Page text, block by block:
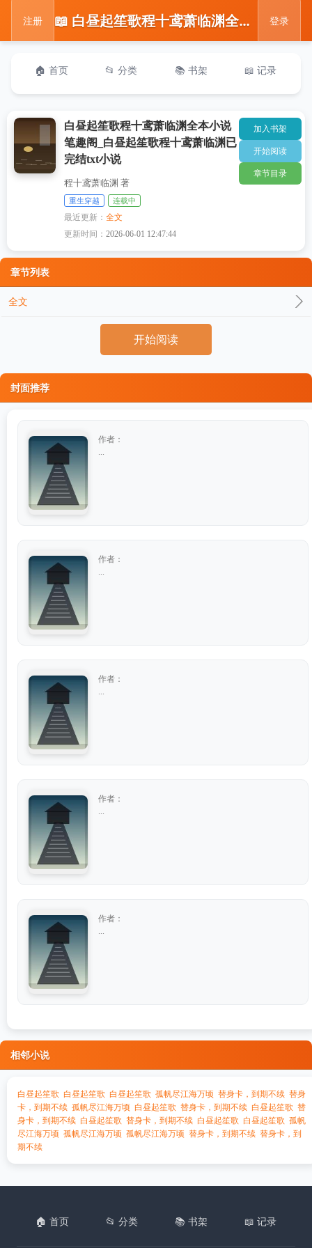
注册 📖 白昼起笙歌程十鸢萧临渊全本小说笔趣阁_白昼起笙歌程十鸢萧临渊已完结txt小说 登录
🏠 首页 📂 分类 📚 书架 📖 记录
白昼起笙歌程十鸢萧临渊全本小说
笔趣阁_白昼起笙歌程十鸢萧临渊已
完结txt小说
程十鸢萧临渊 著
重生穿越 连载中
最近更新：全文
更新时间：2026-06-01 12:47:44
加入书架
开始阅读
章节目录
章节列表
全文
开始阅读
封面推荐
作者：
作者：
作者：
作者：
作者：
相邻小说
白昼起笙歌 白昼起笙歌 白昼起笙歌 孤帆尽江海万顷 替身卡，到期不续 替身
卡，到期不续 孤帆尽江海万顷 白昼起笙歌 替身卡，到期不续 白昼起笙歌 替
身卡，到期不续 白昼起笙歌 替身卡，到期不续 白昼起笙歌 白昼起笙歌 孤帆
尽江海万顷 孤帆尽江海万顷 孤帆尽江海万顷 替身卡，到期不续 替身卡，到
期不续
🏠 首页 📂 分类 📚 书架 📖 记录